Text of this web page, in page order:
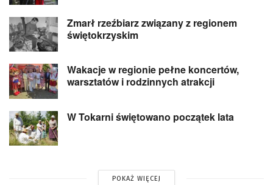
Zmarł rzeźbiarz związany z regionem
świętokrzyskim
Wakacje w regionie pełne koncertów,
warsztatów i rodzinnych atrakcji
W Tokarni świętowano początek lata
POKAŻ WIĘCEJ